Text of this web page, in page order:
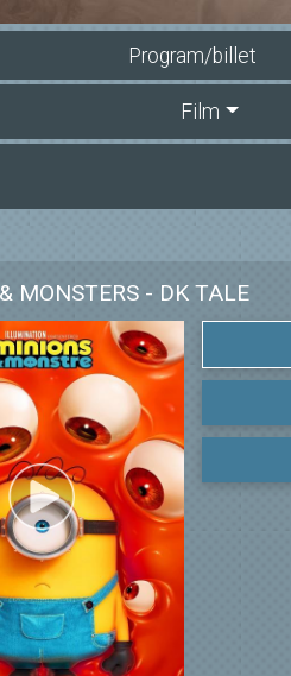
Program/billet
Film
MONSTERS - DK TALE